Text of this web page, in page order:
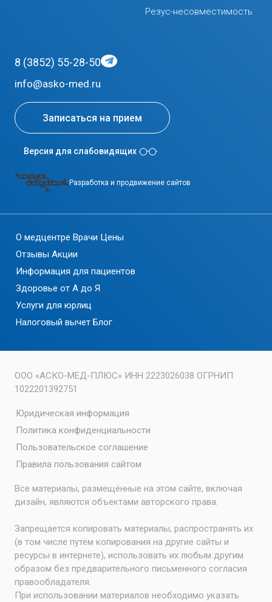
Резус-несовместимость
8 (3852) 55-28-50
info@asko-med.ru
Записаться на прием
Версия для слабовидящих
Разработка и продвижение сайтов
О медцентре Врачи Цены
Отзывы Акции
Информация для пациентов
Здоровье от А до Я
Услуги для юрлиц
Налоговый вычет Блог
ООО «АСКО-МЕД-ПЛЮС» ИНН 2223026038 ОГРНИП
1022201392751
Юридическая информация
Политика конфиденциальности
Пользовательское соглашение
Правила пользования сайтом
Все материалы, размещённые на этом сайте, включая
дизайн, являются объектами авторского права.
Запрещается копировать материалы, распространять их
(в том числе путём копирования на другие сайты и
ресурсы в интернете), использовать их любым другим
образом без предварительного письменного согласия
правообладателя.
При использовании материалов необходимо указать